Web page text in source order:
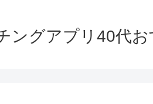
ングアプリ40代お